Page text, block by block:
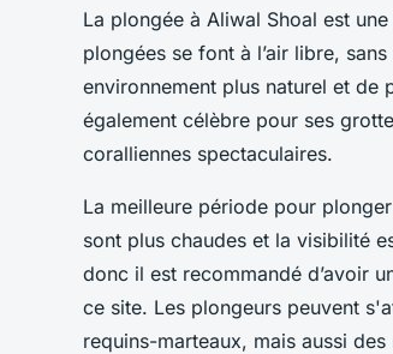
La plongée à Aliwal Shoal est
plongées se font à l’air libre,
environnement plus naturel et de
également célèbre pour ses
coralliennes spectaculaires.
La meilleure période pour
sont plus chaudes et la visibilité
donc il est recommandé d’avoir
ce site. Les plongeurs peuvent
requins-marteaux, mais aussi